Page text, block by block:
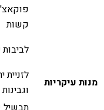
קשות
מנות עיקריות
לזניית
וגבינות